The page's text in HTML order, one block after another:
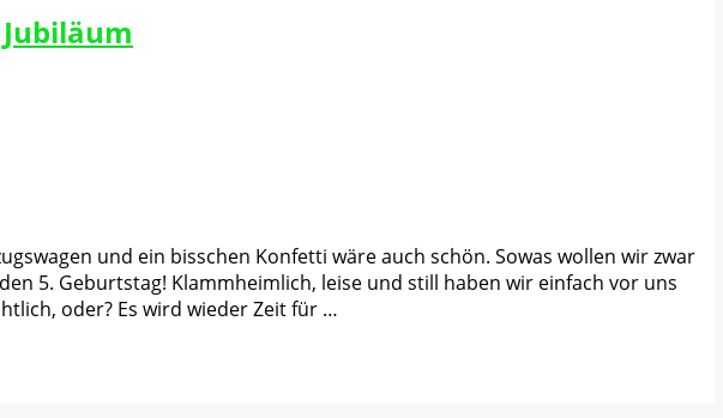
und ein bisschen Konfetti wäre auch schön. Sowas wollen wir zwar
5. Geburtstag! Klammheimlich, leise und still haben wir einfach vor uns
oder? Es wird wieder Zeit für …